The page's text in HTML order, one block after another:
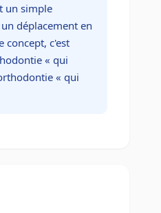
un simple
déplacement en
concept, c'est
« qui
« qui